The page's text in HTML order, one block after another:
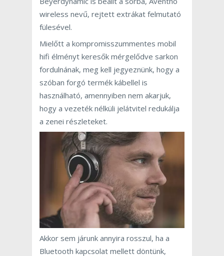
wireless nevű, rejtett extrákat felmutató
fülesével.
Mielőtt a kompromisszummentes mobil
hifi élményt keresők mérgelődve sarkon
fordulnának, meg kell jegyeznünk, hogy a
szóban forgó termék kábellel is
használható, amennyiben nem akarjuk,
hogy a vezeték nélküli jelátvitel redukálja
a zenei részleteket.
Akkor sem járunk annyira rosszul, ha a
Bluetooth kapcsolat mellett döntünk,